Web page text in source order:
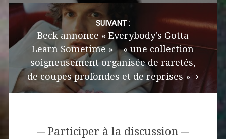
SUIVANT :
Beck annonce « Everybody's Gotta
Learn Sometime » – « une collection
soigneusement organisée de raretés,
de coupes profondes et de reprises »
Participer à la discussion